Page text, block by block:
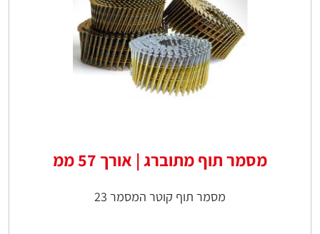
מסמר תוף מתוברג | אורך 57 ממ
מסמר תוף קוטר המסמר 23